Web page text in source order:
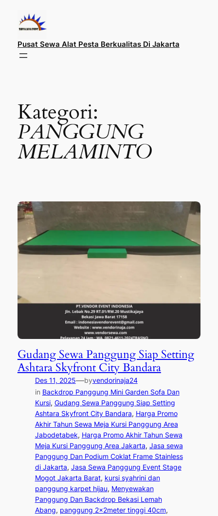
konten
Pusat Sewa Alat Pesta Berkualitas Di Jakarta
Kategori:
PANGGUNG
MELAMINTO
Gudang Sewa Panggung Siap Setting
Ashtara Skyfront City Bandara
Des 11, 2025—byvendorinaja24
in Backdrop Panggung Mini Garden Sofa Dan
Kursi, Gudang Sewa Panggung Siap Setting
Ashtara Skyfront City Bandara, Harga Promo
Akhir Tahun Sewa Meja Kursi Panggung Area
Jabodetabek, Harga Promo Akhir Tahun Sewa
Meja Kursi Panggung Area Jakarta, Jasa sewa
Panggung Dan Podium Coklat Frame Stainless
di Jakarta, Jasa Sewa Panggung Event Stage
Mogot Jakarta Barat, kursi syahrini dan
panggung karpet hijau, Menyewakan
Panggung Dan Backdrop Bekasi Lemah
Abang, panggung 2x2meter tinggi 40cm